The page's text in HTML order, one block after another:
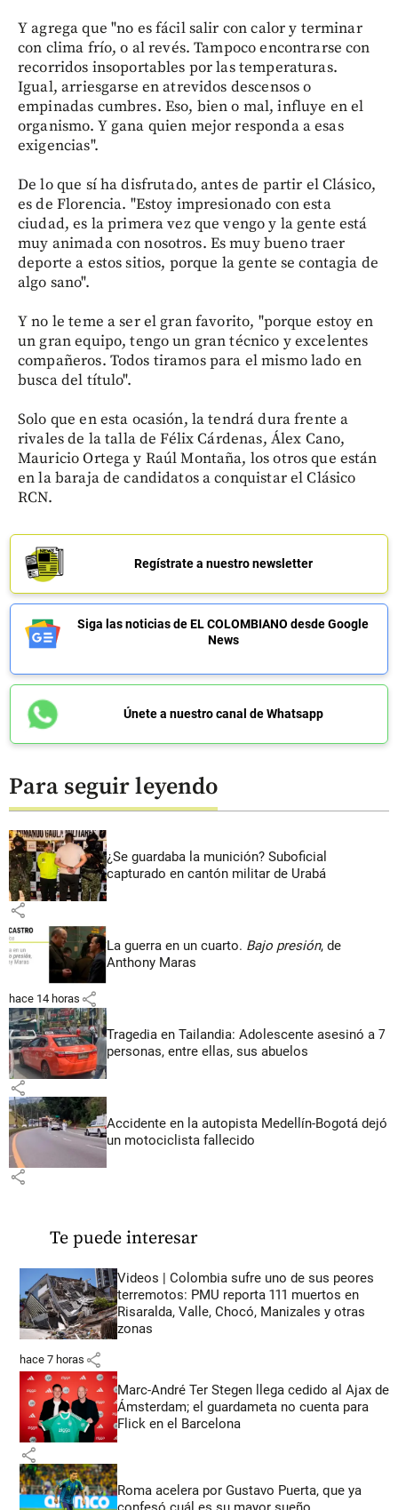
Y agrega que "no es fácil salir con calor y terminar
con clima frío, o al revés. Tampoco encontrarse con
recorridos insoportables por las temperaturas.
Igual, arriesgarse en atrevidos descensos o
empinadas cumbres. Eso, bien o mal, influye en el
organismo. Y gana quien mejor responda a esas
exigencias".
De lo que sí ha disfrutado, antes de partir el Clásico,
es de Florencia. "Estoy impresionado con esta
ciudad, es la primera vez que vengo y la gente está
muy animada con nosotros. Es muy bueno traer
deporte a estos sitios, porque la gente se contagia de
algo sano".
Y no le teme a ser el gran favorito, "porque estoy en
un gran equipo, tengo un gran técnico y excelentes
compañeros. Todos tiramos para el mismo lado en
busca del título".
Solo que en esta ocasión, la tendrá dura frente a
rivales de la talla de Félix Cárdenas, Álex Cano,
Mauricio Ortega y Raúl Montaña, los otros que están
en la baraja de candidatos a conquistar el Clásico
RCN.
Regístrate a nuestro newsletter
Siga las noticias de EL COLOMBIANO desde Google
News
Únete a nuestro canal de Whatsapp
Para seguir leyendo
¿Se guardaba la munición? Suboficial
capturado en cantón militar de Urabá
share
La guerra en un cuarto. Bajo presión, de
Anthony Maras
hace 14 horas share
Tragedia en Tailandia: Adolescente asesinó a 7
personas, entre ellas, sus abuelos
share
Accidente en la autopista Medellín-Bogotá dejó
un motociclista fallecido
share
Te puede interesar
Videos | Colombia sufre uno de sus peores
terremotos: PMU reporta 111 muertos en
Risaralda, Valle, Chocó, Manizales y otras
zonas
hace 7 horas share
Marc-André Ter Stegen llega cedido al Ajax de
Ámsterdam; el guardameta no cuenta para
Flick en el Barcelona
share
Roma acelera por Gustavo Puerta, que ya